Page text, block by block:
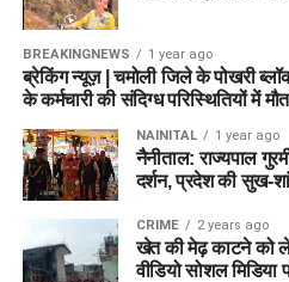
BREAKINGNEWS 1 year ago
ब्रेकिंग न्यूज़ | चमोली जिले के पोखरी
के कर्मचारी की संदिग्ध परिस्थितियों में
NAINITAL 1 year ago
नैनीताल: राज्यपाल
दर्शन, प्रदेश की सुख-
CRIME 2 years ago
खेत की मेढ़ काटने को
वीडियो सोशल